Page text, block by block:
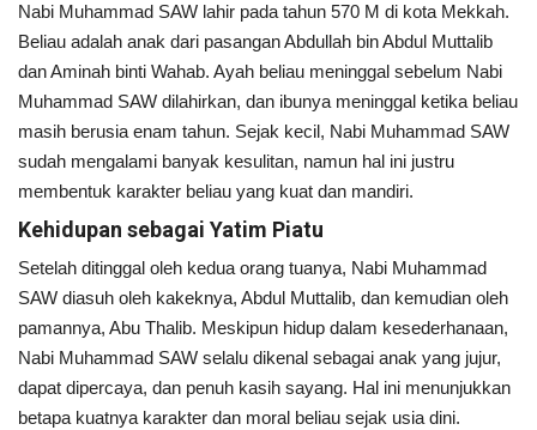
Nabi Muhammad SAW lahir pada tahun 570 M di kota Mekkah.
Beliau adalah anak dari pasangan Abdullah bin Abdul Muttalib
dan Aminah binti Wahab. Ayah beliau meninggal sebelum Nabi
Muhammad SAW dilahirkan, dan ibunya meninggal ketika beliau
masih berusia enam tahun. Sejak kecil, Nabi Muhammad SAW
sudah mengalami banyak kesulitan, namun hal ini justru
membentuk karakter beliau yang kuat dan mandiri.
Kehidupan sebagai Yatim Piatu
Setelah ditinggal oleh kedua orang tuanya, Nabi Muhammad
SAW diasuh oleh kakeknya, Abdul Muttalib, dan kemudian oleh
pamannya, Abu Thalib. Meskipun hidup dalam kesederhanaan,
Nabi Muhammad SAW selalu dikenal sebagai anak yang jujur,
dapat dipercaya, dan penuh kasih sayang. Hal ini menunjukkan
betapa kuatnya karakter dan moral beliau sejak usia dini.